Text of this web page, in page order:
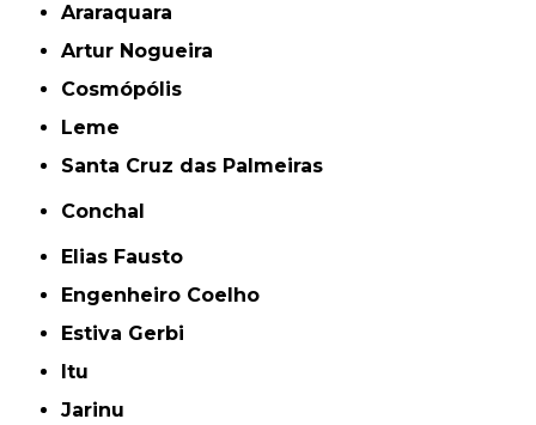
Araraquara
Artur Nogueira
Cosmópólis
Leme
Santa Cruz das Palmeiras
Conchal
Elias Fausto
Engenheiro Coelho
Estiva Gerbi
Itu
Jarinu